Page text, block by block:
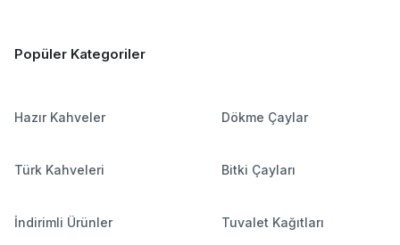
Popüler Kategoriler
Hazır Kahveler Dökme Çaylar
Türk Kahveleri Bitki Çayları
İndirimli Ürünler Tuvalet Kağıtları